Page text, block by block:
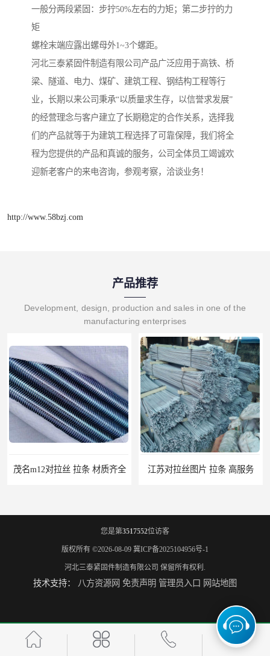
一般分两段紧固：步拧50%左右的力矩；第二步拧的力
矩
螺栓末端应露出螺母外1~3个螺距。
河北三泰紧固件制造有限公司产品广泛应用于高铁、桥
梁、隧道、电力、煤矿、建筑工程、钢结构工程等行
业，长期以来公司秉承“以质量求生存，以信誉求发展”
的经营理念与客户建立了长期稳定的合作关系，选择我
们的产品就等于为建筑工程选择了可靠保障，我们将全
程为您提供的产品和真诚的服务，公司全体员工竭诚欢
迎新老客户的来电咨询，参观考察，洽谈业务！
http://www.58bzj.com
产品推荐
Development, design, production and sales in one of the
manufacturing enterprises
茂名m12对拉丝 拉条 材质齐全 江苏对拉丝图片 拉条 高服务
江门地脚螺栓 地笼 量大从优 桂林7字地脚螺栓 地笼 高服务
您是第3517552位访客
版权所有 ©2026-08-09 冀ICP备2025104956号-1
河北三泰紧固件制造有限公司 保留所有权利.
技术支持： 八方资源网 免责声明 管理员入口 网站地图